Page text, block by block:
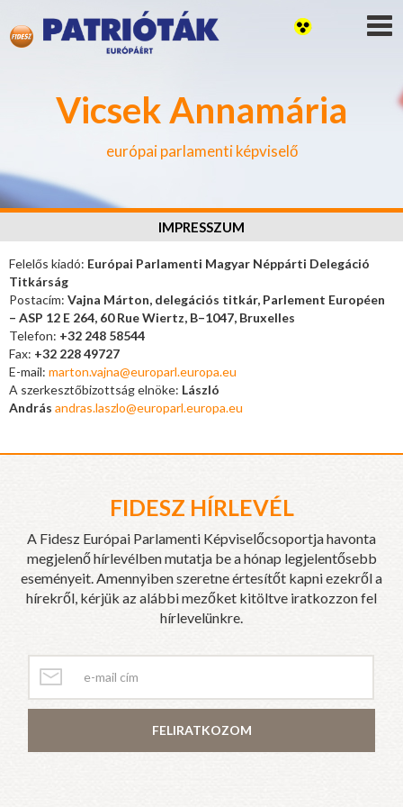
Vicsek Annamária
európai parlamenti képviselő
IMPRESSZUM
Felelős kiadó: Európai Parlamenti Magyar Néppárti Delegáció
Titkárság
Postacím: Vajna Márton, delegációs titkár, Parlement Européen
– ASP 12 E 264, 60 Rue Wiertz, B–1047, Bruxelles
Telefon: +32 248 58544
Fax: +32 228 49727
E-mail: marton.vajna@europarl.europa.eu
A szerkesztőbizottság elnöke: László
András andras.laszlo@europarl.europa.eu
FIDESZ HÍRLEVÉL
A Fidesz Európai Parlamenti Képviselőcsoportja havonta
megjelenő hírlevélben mutatja be a hónap legjelentősebb
eseményeit. Amennyiben szeretne értesítőt kapni ezekről a
hírekről, kérjük az alábbi mezőket kitöltve iratkozzon fel
hírlevelünkre.
FELIRATKOZOM